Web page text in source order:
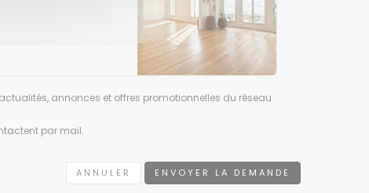
annonces et offres promotionnelles du réseau
par mail.
ANNULER ENVOYER LA DEMANDE